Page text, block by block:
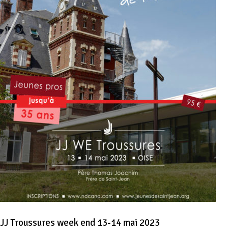
JJ Troussures week end 13-14 mai 2023